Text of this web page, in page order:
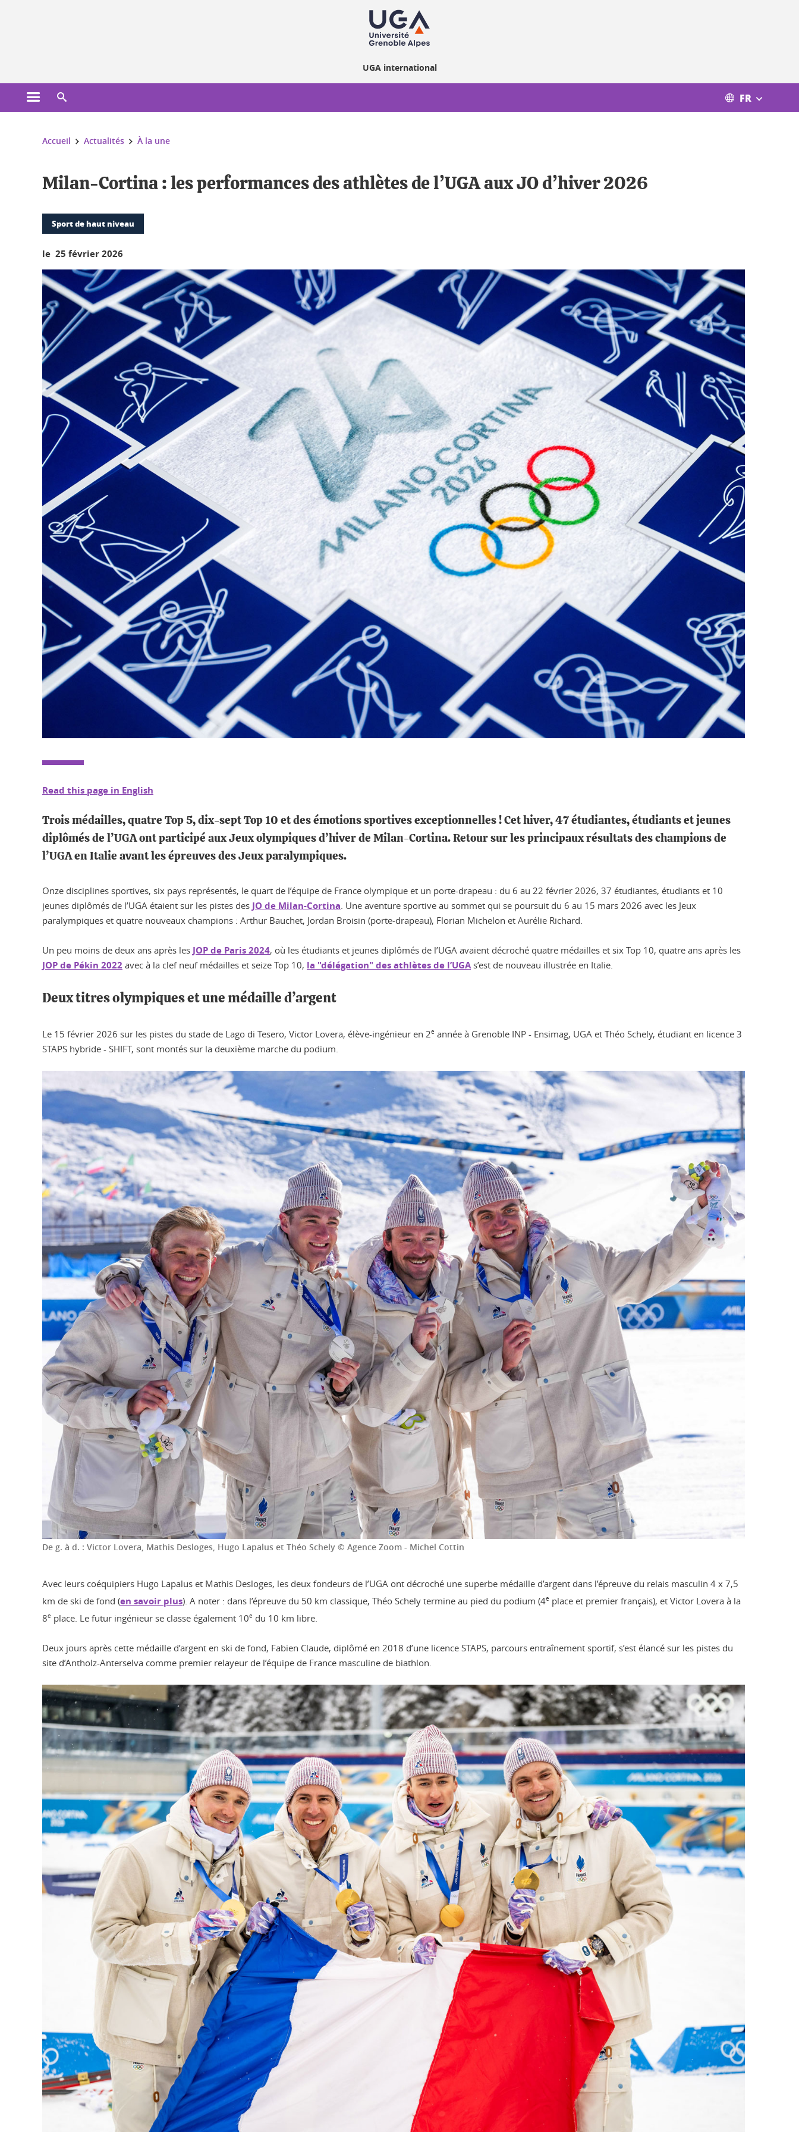
UGA international
Ouvrir le menu principal FR
Vous êtes ici :
Accueil Actualités À la une
Milan-Cortina : les performances des athlètes de l’UGA aux JO d’hiver 2026
Sport de haut niveau
le 25 février 2026
Read this page in English
Trois médailles, quatre Top 5, dix-sept Top 10 et des émotions sportives exceptionnelles ! Cet hiver, 47 étudiantes, étudiants et jeunes
diplômés de l’UGA ont participé aux Jeux olympiques d’hiver de Milan-Cortina. Retour sur les principaux résultats des champions de
l’UGA en Italie avant les épreuves des Jeux paralympiques.
Onze disciplines sportives, six pays représentés, le quart de l’équipe de France olympique et un porte-drapeau : du 6 au 22 février 2026, 37 étudiantes, étudiants et 10
jeunes diplômés de l’UGA étaient sur les pistes des JO de Milan-Cortina . Une aventure sportive au sommet qui se poursuit du 6 au 15 mars 2026 avec les Jeux
paralympiques et quatre nouveaux champions : Arthur Bauchet, Jordan Broisin (porte-drapeau), Florian Michelon et Aurélie Richard.
Un peu moins de deux ans après les JOP de Paris 2024, où les étudiants et jeunes diplômés de l’UGA avaient décroché quatre médailles et six Top 10, quatre ans après les
JOP de Pékin 2022 avec à la clef neuf médailles et seize Top 10, la "délégation" des athlètes de l’UGA s’est de nouveau illustrée en Italie.
Deux titres olympiques et une médaille d’argent
Le 15 février 2026 sur les pistes du stade de Lago di Tesero, Victor Lovera, élève-ingénieur en 2e année à Grenoble INP - Ensimag, UGA et Théo Schely, étudiant en licence 3
STAPS hybride - SHIFT, sont montés sur la deuxième marche du podium.
De g. à d. : Victor Lovera, Mathis Desloges, Hugo Lapalus et Théo Schely © Agence Zoom - Michel Cottin
Avec leurs coéquipiers Hugo Lapalus et Mathis Desloges, les deux fondeurs de l’UGA ont décroché une superbe médaille d’argent dans l’épreuve du relais masculin 4 x 7,5
km de ski de fond (en savoir plus). A noter : dans l’épreuve du 50 km classique, Théo Schely termine au pied du podium (4e place et premier français), et Victor Lovera à la
8e place. Le futur ingénieur se classe également 10e du 10 km libre.
Deux jours après cette médaille d’argent en ski de fond, Fabien Claude, diplômé en 2018 d’une licence STAPS, parcours entraînement sportif, s’est élancé sur les pistes du
site d’Antholz-Anterselva comme premier relayeur de l’équipe de France masculine de biathlon.